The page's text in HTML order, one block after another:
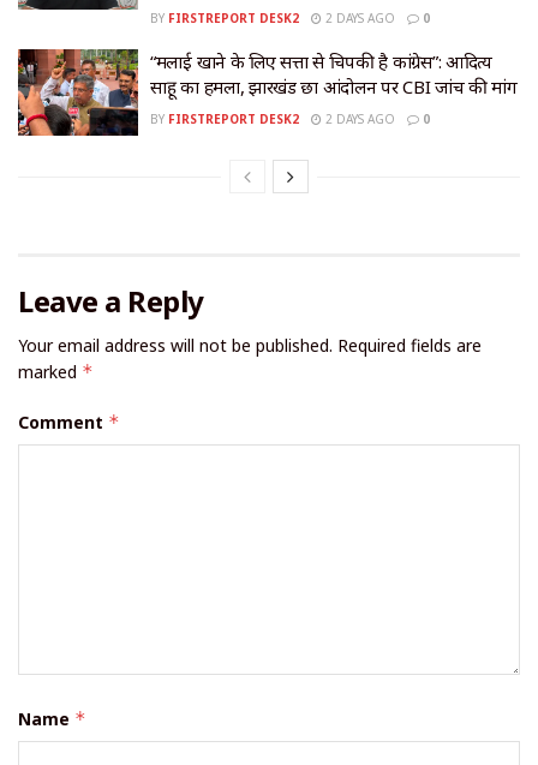
BY FIRSTREPORT DESK2 2 DAYS AGO 0
“मलाई खाने के लिए सत्ता से चिपकी है कांग्रेस”: आदित्य
साहू का हमला, झारखंड छात्र आंदोलन पर CBI जांच की मांग
BY FIRSTREPORT DESK2 2 DAYS AGO 0
Leave a Reply
Your email address will not be published. Required fields are
marked *
Comment *
Name *